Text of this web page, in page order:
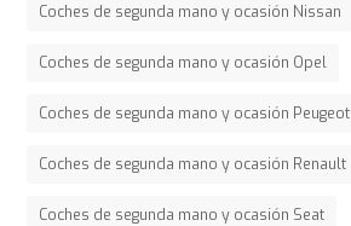
Coches de segunda mano y ocasión Nissan
Coches de segunda mano y ocasión Opel
Coches de segunda mano y ocasión Peugeot
Coches de segunda mano y ocasión Renault
Coches de segunda mano y ocasión Seat